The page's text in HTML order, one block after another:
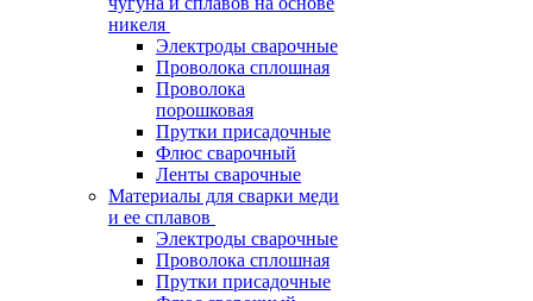
никеля
Электроды сварочные
Проволока сплошная
Проволока
порошковая
Прутки присадочные
Флюс сварочный
Ленты сварочные
Материалы для сварки меди
и ее сплавов
Электроды сварочные
Проволока сплошная
Прутки присадочные